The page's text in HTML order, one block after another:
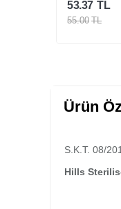
78.65 TL
85.00 TL
Ürün
S.K.T. 08/
Hills